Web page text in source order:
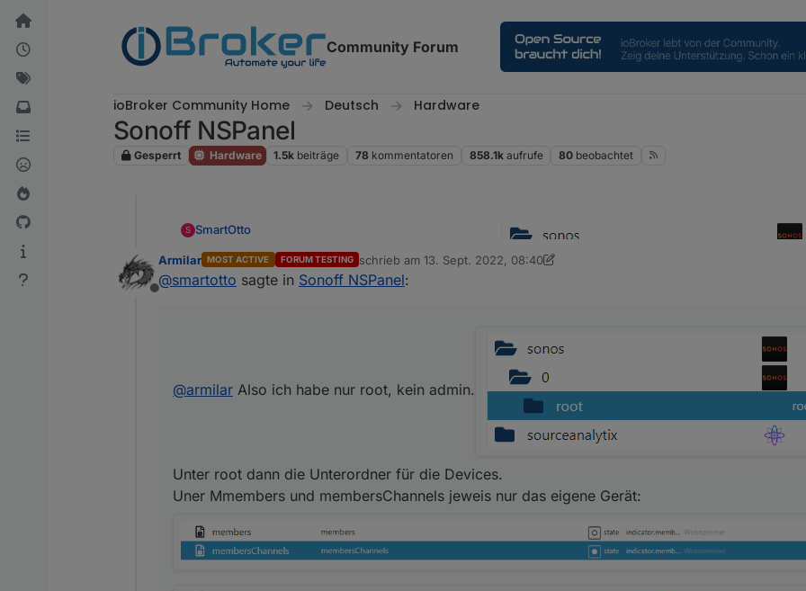
Weiter zum Inhalt
Community Forum
ioBroker Community Home Deutsch Hardware
Sonoff NSPanel
Gesperrt Hardware 1.5k beiträge 78 kommentatoren 858.1k aufrufe 80 beobachtet
S SmartOtto
@armilar Also ich habe nur root, kein admin.
Unter root dann die Unterordner für die Devices.
Uner Mmembers und membersChannels jeweis nur das eigene Gerät:
Offline
Armilar MOST ACTIVE FORUM TESTING schrieb am13. Sept. 2022, 08:40
zuletzt editiert von Armilar
@smartotto sagte in Sonoff NSPanel:
@armilar Also ich habe nur root, kein admin.
Unter root dann die Unterordner für die Devices.
Uner Mmembers und membersChannels jeweis nur das eigene Gerät: